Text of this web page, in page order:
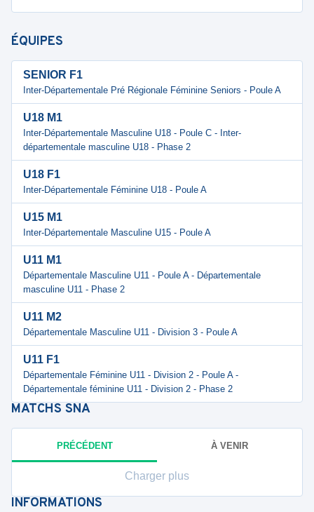
ÉQUIPES
SENIOR F1
Inter-Départementale Pré Régionale Féminine Seniors - Poule A
U18 M1
Inter-Départementale Masculine U18 - Poule C - Inter-
départementale masculine U18 - Phase 2
U18 F1
Inter-Départementale Féminine U18 - Poule A
U15 M1
Inter-Départementale Masculine U15 - Poule A
U11 M1
Départementale Masculine U11 - Poule A - Départementale
masculine U11 - Phase 2
U11 M2
Départementale Masculine U11 - Division 3 - Poule A
U11 F1
Départementale Féminine U11 - Division 2 - Poule A -
Départementale féminine U11 - Division 2 - Phase 2
MATCHS SNA
PRÉCÉDENT À VENIR
Charger plus
INFORMATIONS